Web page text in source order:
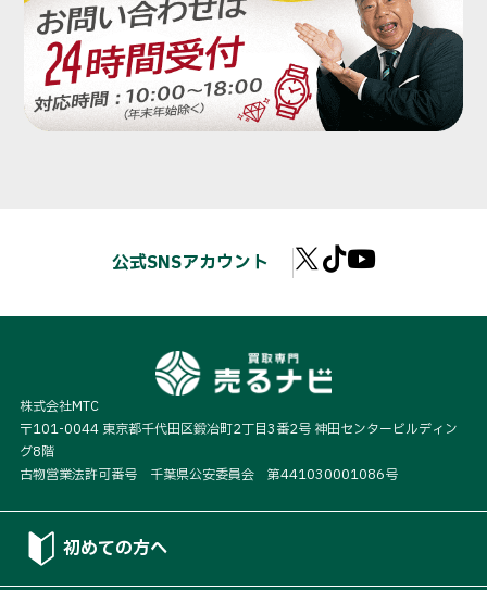
公式SNSアカウント
株式会社MTC
〒101-0044 東京都千代田区鍛冶町2丁目3番2号 神田センタービルディン
グ8階
古物営業法許可番号 千葉県公安委員会 第441030001086号
初めての方へ